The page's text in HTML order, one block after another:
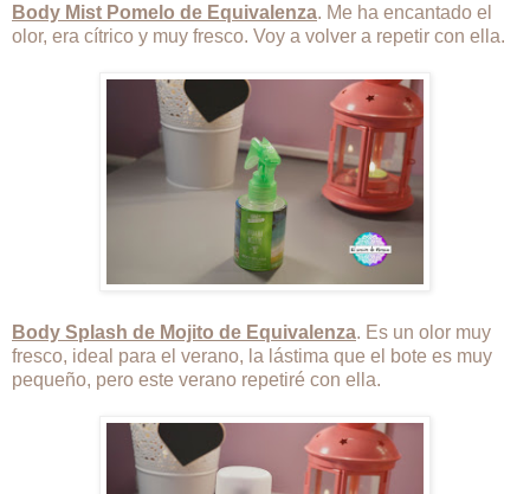
Body Mist Pomelo de Equivalenza. Me ha encantado el
olor, era cítrico y muy fresco. Voy a volver a repetir con ella.
Body Splash de Mojito de Equivalenza. Es un olor muy
fresco, ideal para el verano, la lástima que el bote es muy
pequeño, pero este verano repetiré con ella.